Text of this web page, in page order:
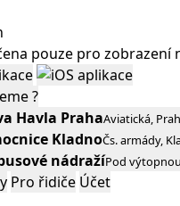
pouze pro zobrazení
?
Havla PrahaAviatická,
KladnoČs. armády,
nádražíPod
Pro řidiče Účet